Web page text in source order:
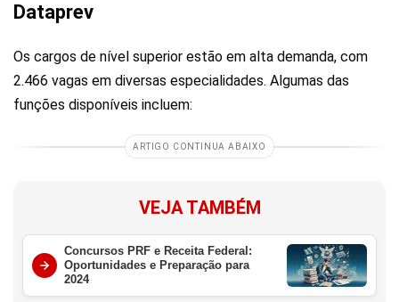
Dataprev
Os cargos de nível superior estão em alta demanda, com
2.466 vagas em diversas especialidades. Algumas das
funções disponíveis incluem:
ARTIGO CONTINUA ABAIXO
VEJA TAMBÉM
Concursos PRF e Receita Federal:
Oportunidades e Preparação para
2024